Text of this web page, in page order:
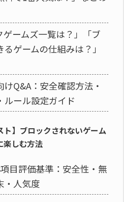
ゲームズ一覧は？」「ブ
ゲームの仕組みは？」
Q&A：安全確認方法・
ルール設定ガイド
ト】ブロックされないゲーム
楽しむ方法
目評価基準：安全性・無
・人気度